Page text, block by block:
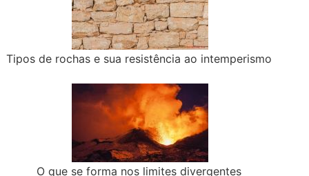
Tipos de rochas e sua resistência ao intemperismo
O que se forma nos limites divergentes